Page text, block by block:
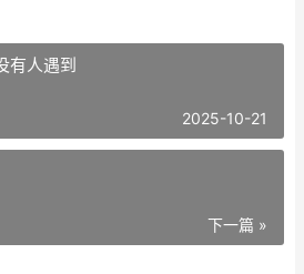
有人遇到
2025-10-21
下一篇 »